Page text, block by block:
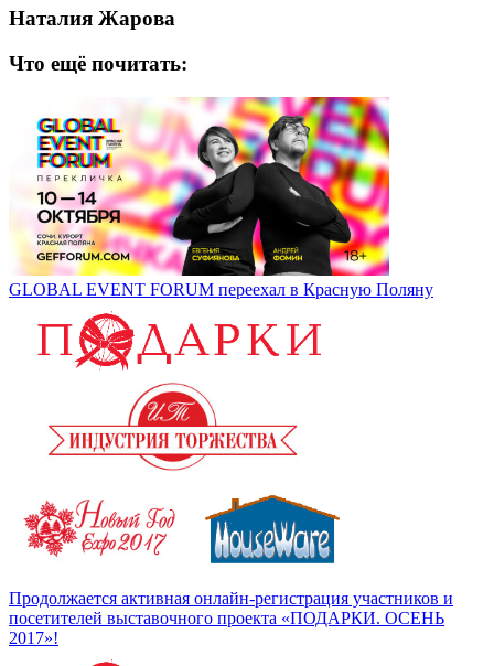
Наталия Жарова
Что ещё почитать:
GLOBAL EVENT FORUM переехал в Красную Поляну
Продолжается активная онлайн-регистрация участников и
посетителей выставочного проекта «ПОДАРКИ. ОСЕНЬ
2017»!